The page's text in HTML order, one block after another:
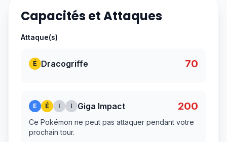
Capacités et Attaques
Attaque(s)
É Dracogriffe 70
E É I I Giga Impact 200
Ce Pokémon ne peut pas attaquer pendant votre
prochain tour.